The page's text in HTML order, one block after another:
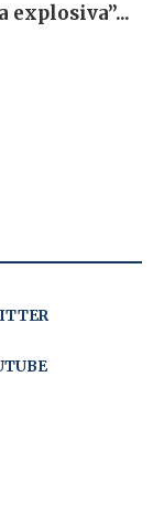
explosiva”...